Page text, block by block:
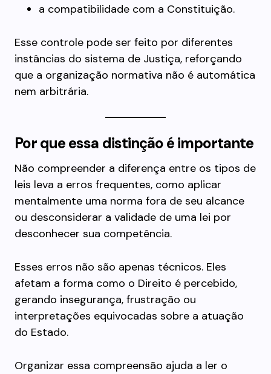
a compatibilidade com a Constituição.
Esse controle pode ser feito por diferentes
instâncias do sistema de Justiça, reforçando
que a organização normativa não é automática
nem arbitrária.
Por que essa distinção é importante
Não compreender a diferença entre os tipos de
leis leva a erros frequentes, como aplicar
mentalmente uma norma fora de seu alcance
ou desconsiderar a validade de uma lei por
desconhecer sua competência.
Esses erros não são apenas técnicos. Eles
afetam a forma como o Direito é percebido,
gerando insegurança, frustração ou
interpretações equivocadas sobre a atuação
do Estado.
Organizar essa compreensão ajuda a ler o